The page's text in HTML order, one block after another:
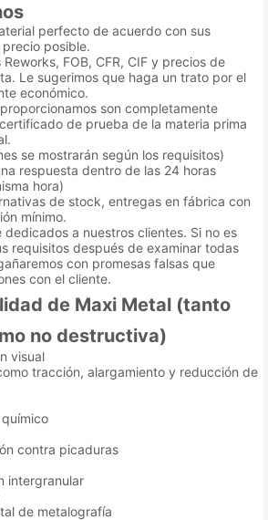
perfecto de acuerdo con sus
posible.
FOB, CFR, CIF y precios de
Le sugerimos que haga un trato por el
económico.
son completamente
de prueba de la materia prima
se mostrarán según los requisitos)
respuesta dentro de las 24 horas
hora)
de stock, entregas en fábrica con
mínimo.
dedicados a nuestros clientes. Si no es
requisitos después de examinar todas
con promesas falsas que
con el cliente.
de Maxi Metal (tanto
no destructiva)
visual
tracción, alargamiento y reducción de
contra picaduras
intergranular
de metalografía